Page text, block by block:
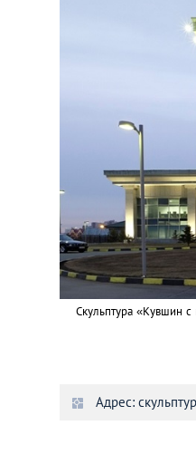
Лос-
Скульптура «Кувшин
Адрес: